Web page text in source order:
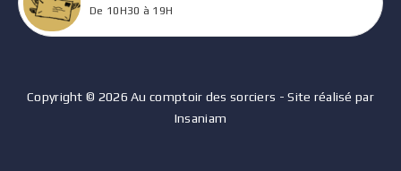
De 10H30 à 19H
Copyright © 2026 Au comptoir des sorciers - Site réalisé par
Insaniam